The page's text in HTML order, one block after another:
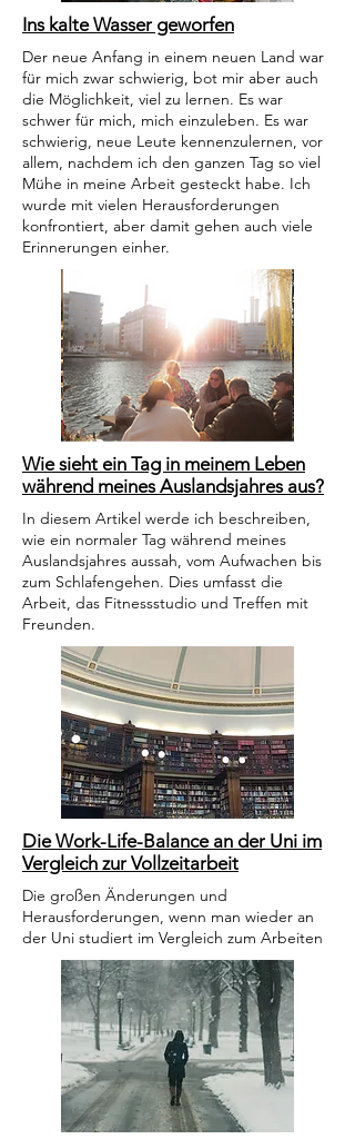
Ins kalte Wasser geworfen
Der neue Anfang in einem neuen Land war
für mich zwar schwierig, bot mir aber auch
die Möglichkeit, viel zu lernen. Es war
schwer für mich, mich einzuleben. Es war
schwierig, neue Leute kennenzulernen, vor
allem, nachdem ich den ganzen Tag so viel
Mühe in meine Arbeit gesteckt habe. Ich
wurde mit vielen Herausforderungen
konfrontiert, aber damit gehen auch viele
Erinnerungen einher.
Wie sieht ein Tag in meinem Leben
während meines Auslandsjahres aus?
In diesem Artikel werde ich beschreiben,
wie ein normaler Tag während meines
Auslandsjahres aussah, vom Aufwachen bis
zum Schlafengehen. Dies umfasst die
Arbeit, das Fitnessstudio und Treffen mit
Freunden.
Die Work-Life-Balance an der Uni im
Vergleich zur Vollzeitarbeit
Die großen Änderungen und
Herausforderungen, wenn man wieder an
der Uni studiert im Vergleich zum Arbeiten